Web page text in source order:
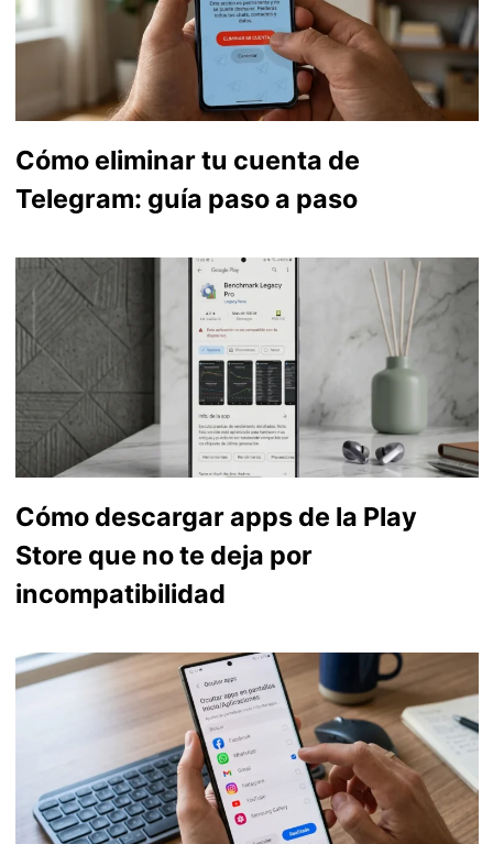
Cómo eliminar tu cuenta de
Telegram: guía paso a paso
Cómo descargar apps de la Play
Store que no te deja por
incompatibilidad